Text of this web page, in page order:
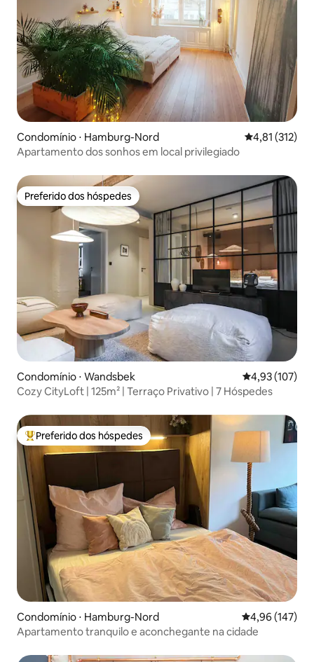
Condomínio ⋅ Hamburg-Nord 4,81 de uma
4,81 (312)
Apartamento dos sonhos em local privilegiado
Preferido dos hóspedes
Preferido dos hóspedes
Condomínio ⋅ Wandsbek 4,93 de uma
4,93 (107)
Cozy CityLoft | 125m² | Terraço Privativo | 7 Hóspedes
Entre os melhores preferidos dos hóspedes
Preferido dos hóspedes
Condomínio ⋅ Hamburg-Nord 4,96 de uma
4,96 (147)
Apartamento tranquilo e aconchegante na cidade